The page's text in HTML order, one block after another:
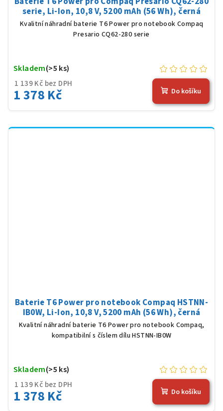
serie, Li-Ion, 10,8 V, 5200 mAh (56 Wh), černá
Kvalitní náhradní baterie T6 Power pro notebook Compaq
Presario CQ62-280 serie
1 139 Kč bez DPH
1 378 Kč
Skladem(>5 ks)
Do košíku
Baterie T6 Power pro notebook Compaq HSTNN-
IB0W, Li-Ion, 10,8 V, 5200 mAh (56 Wh), černá
Kvalitní náhradní baterie T6 Power pro notebook Compaq,
kompatibilní s číslem dílu HSTNN-IB0W
1 139 Kč bez DPH
1 378 Kč
Skladem(>5 ks)
Do košíku